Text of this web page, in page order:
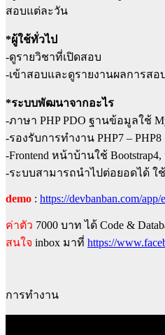
สอบแต่ละวัน
*ผู้ใช้ทั่วไป
-ดูรายวิชาที่เปิดสอบ
-เข้าสอบและดูรายงานผลการสอ
*ระบบพัฒนาจากอะไร
-ภาษา PHP PDO ฐานข้อมูลใช้
-รองรับการทำงาน PHP7 – PHP8
-Frontend หน้าบ้านใช้
-ระบบสามารถนำไปต่อยอดได้ ใ
demo : https://devbanban.com/app/
ค่าตัว 7000 บาท ได้ Code &
สนใจ inbox มาที่ https://
การทำงาน